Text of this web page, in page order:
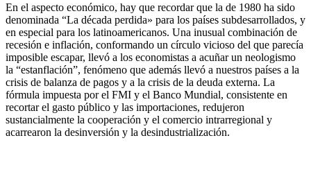
En el aspecto económico, hay que recordar que la de 1980 ha sido
denominada “La década perdida» para los países subdesarrollados, y
en especial para los latinoamericanos. Una inusual combinación de
recesión e inflación, conformando un círculo vicioso del que parecía
imposible escapar, llevó a los economistas a acuñar un neologismo
la “estanflación”, fenómeno que además llevó a nuestros países a la
crisis de balanza de pagos y a la crisis de la deuda externa. La
fórmula impuesta por el FMI y el Banco Mundial, consistente en
recortar el gasto público y las importaciones, redujeron
sustancialmente la cooperación y el comercio intrarregional y
acarrearon la desinversión y la desindustrialización.